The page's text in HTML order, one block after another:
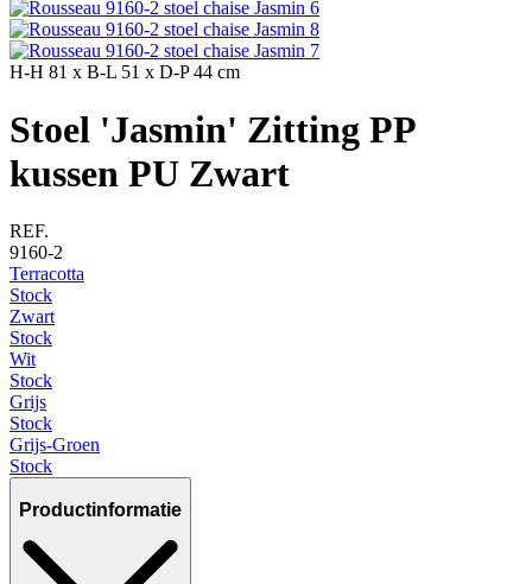
H-H 81 x B-L 51 x D-P44 cm
Stoel 'Jasmin' Zitting PP
kussen PU Zwart
REF.
9160-2
Terracotta
Stock
Zwart
Stock
Wit
Stock
Grijs
Stock
Grijs-Groen
Stock
Productinformatie